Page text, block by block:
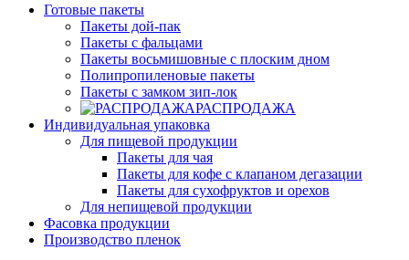
Готовые пакеты
Пакеты дой-пак
Пакеты с фальцами
Пакеты восьмишовные с плоским дном
Полипропиленовые пакеты
Пакеты с замком зип-лок
РАСПРОДАЖА
Индивидуальная упаковка
Для пищевой продукции
Пакеты для чая
Пакеты для кофе с клапаном дегазации
Пакеты для сухофруктов и орехов
Для непищевой продукции
Фасовка продукции
Производство пленок